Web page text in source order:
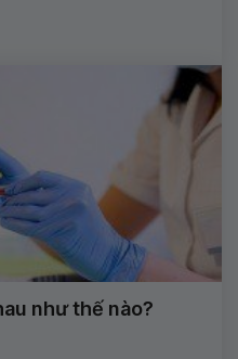
như thế nào?